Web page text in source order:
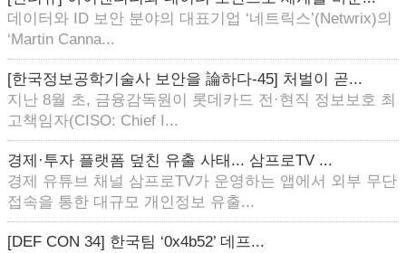
데이터와 ID 보안 분야의 대표기업 ‘네트릭스’(Netwrix)의
‘Martin Canna...
[한국정보공학기술사 보안을 論하다-45] 처벌이 곧...
지난 8월 초, 금융감독원이 롯데카드 전·현직 정보보호 최
고책임자(CISO: Chief I...
경제·투자 플랫폼 덮친 유출 사태... 삼프로TV ...
경제 유튜브 채널 삼프로TV가 운영하는 앱에서 외부 무단
접속을 통한 대규모 개인정보 유출...
[DEF CON 34] 한국팀 ‘0x4b52’ 데프...